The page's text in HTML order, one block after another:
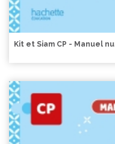
Kit et Siam CP - Manuel